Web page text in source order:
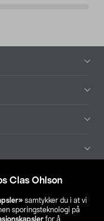
Clas Ohlson
samtykker du i at vi
sporingsteknologi på
for å